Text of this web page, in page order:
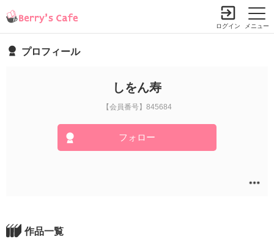
メニュー
ログイン
プロフィール
しをん寿
【会員番号】845684
フォロー
作品一覧